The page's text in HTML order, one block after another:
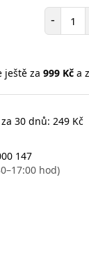
-
ještě za 999 Kča
30 dnů: 249 Kč
147
hod)